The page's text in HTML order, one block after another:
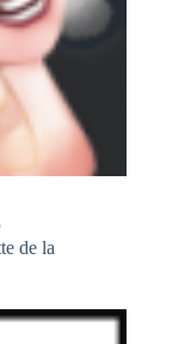
de la